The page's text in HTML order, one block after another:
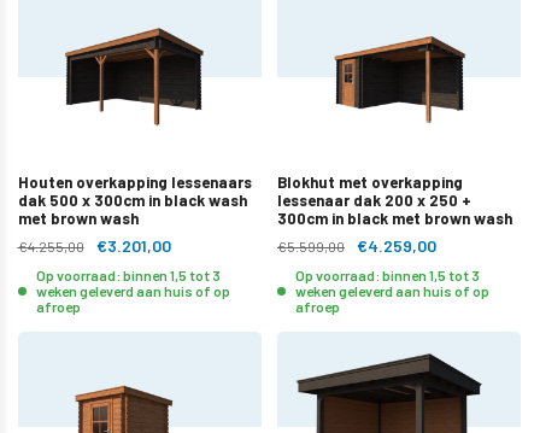
Houten overkapping lessenaars
dak 500 x 300cm in black wash
met brown wash
€4.255,00 €3.201,00
Op voorraad: binnen 1,5 tot 3
weken geleverd aan huis of op
afroep
Blokhut met overkapping
lessenaar dak 200 x 250 +
300cm in black met brown wash
€5.599,00 €4.259,00
Op voorraad: binnen 1,5 tot 3
weken geleverd aan huis of op
afroep